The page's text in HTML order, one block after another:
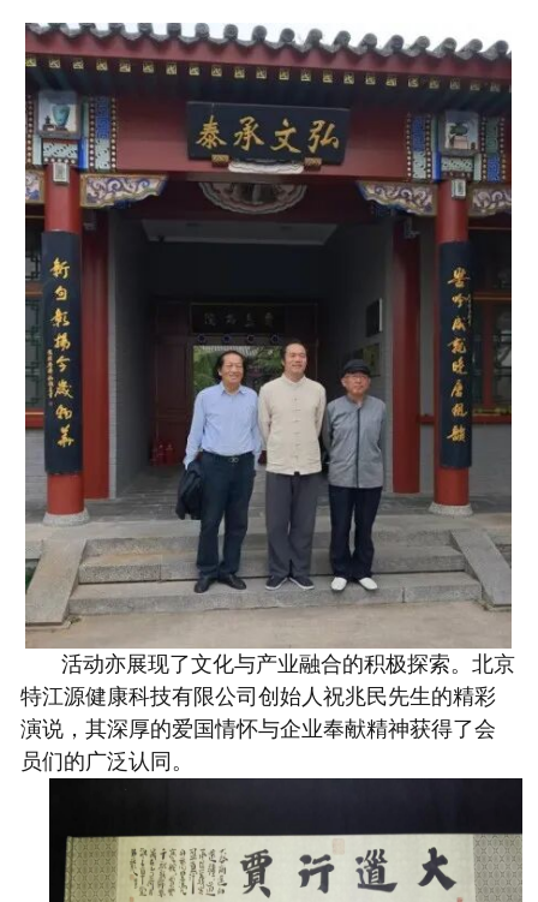
活动亦展现了文化与产业融合的积极探索。北京
特江源健康科技有限公司创始人祝兆民先生的精彩
演说，其深厚的爱国情怀与企业奉献精神获得了会
员们的广泛认同。